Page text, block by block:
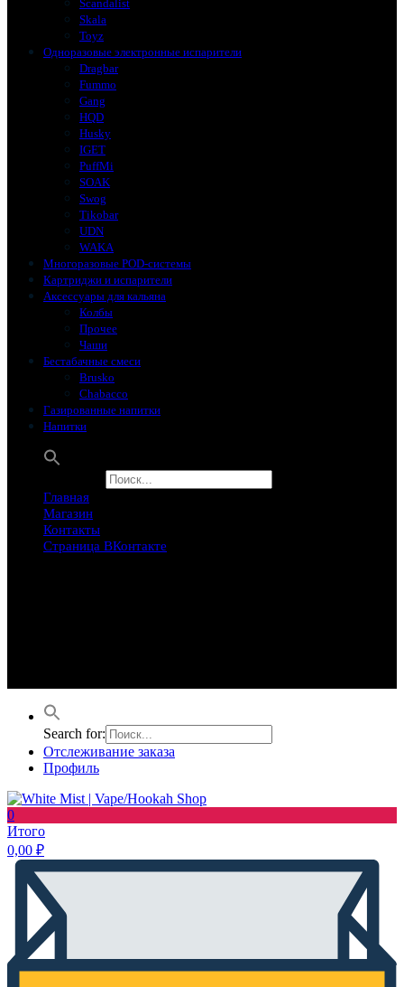
Scandalist
Skala
Toyz
Одноразовые электронные испарители
Dragbar
Fummo
Gang
HQD
Husky
IGET
PuffMi
SOAK
Swog
Tikobar
UDN
WAKA
Многоразовые POD-системы
Картриджи и испарители
Аксессуары для кальяна
Колбы
Прочее
Чаши
Бестабачные смеси
Brusko
Chabacco
Газированные напитки
Напитки
Главная
Магазин
Контакты
Страница ВКонтакте
Search for:
Отслеживание заказа
Профиль
0
Итого
0,00 ₽